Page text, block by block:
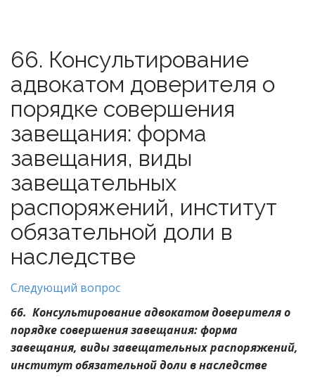
66. Консультирование
адвокатом доверителя о
порядке совершения
завещания: форма
завещания, виды
завещательных
распоряжений, институт
обязательной доли в
наследстве
Следующий вопрос
66. Консультирование адвокатом доверителя о
порядке совершения завещания: форма
завещания, виды завещательных распоряжений,
институт обязательной доли в наследстве